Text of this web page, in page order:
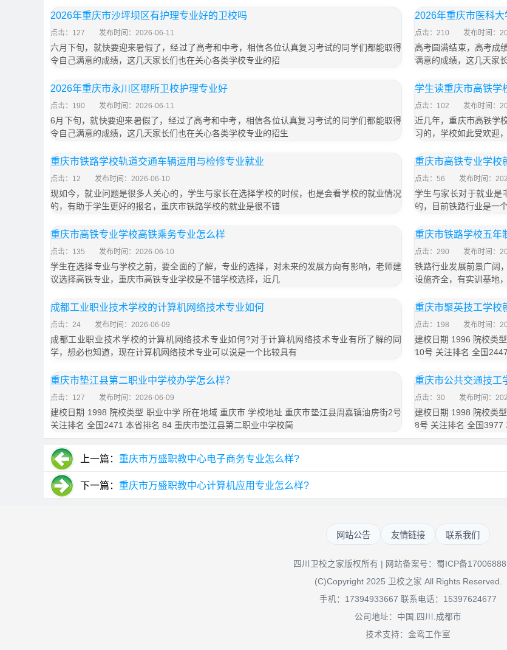
2026年重庆市沙坪坝区有护理专业好的卫校吗
点击：127 发布时间：2026-06-11
六月下旬，就快要迎来暑假了，经过了高考和中考，相信各位认真复习考试的同学们都能取得
令自己满意的成绩，这几天家长们也在关心各类学校专业的招
2026年重庆市医科
点击：210 发布时间：
高考圆满结束，高考成
满意的成绩，这几天家
2026年重庆市永川区哪所卫校护理专业好
点击：190 发布时间：2026-06-11
6月下旬，就快要迎来暑假了，经过了高考和中考，相信各位认真复习考试的同学们都能取得
令自己满意的成绩，这几天家长们也在关心各类学校专业的招生
学生读重庆市高铁学
点击：102 发布时间：
近几年，重庆市高铁学
习的，学校如此受欢迎
重庆市铁路学校轨道交通车辆运用与检修专业就业
点击：12 发布时间：2026-06-10
现如今，就业问题是很多人关心的，学生与家长在选择学校的时候，也是会看学校的就业情况
的，有助于学生更好的报名，重庆市铁路学校的就业是很不错
重庆市高铁专业学校
点击：56 发布时间：
学生与家长对于就业是
的，目前铁路行业是一
重庆市高铁专业学校高铁乘务专业怎么样
点击：135 发布时间：2026-06-10
学生在选择专业与学校之前，要全面的了解，专业的选择，对未来的发展方向有影响，老师建
议选择高铁专业，重庆市高铁专业学校是不错学校选择，近几
重庆市铁路学校五年
点击：290 发布时间：
铁路行业发展前景广阔
设施齐全，有实训基地
成都工业职业技术学校的计算机网络技术专业如何
点击：24 发布时间：2026-06-09
成都工业职业技术学校的计算机网络技术专业如何?对于计算机网络技术专业有所了解的同
学，想必也知道，现在计算机网络技术专业可以说是一个比较具有
重庆市聚英技工学校
点击：198 发布时间：
建校日期 1996 院校类
10号 关注排名 全国
重庆市垫江县第二职业中学校办学怎么样？
点击：127 发布时间：2026-06-09
建校日期 1998 院校类型 职业中学 所在地域 重庆市 学校地址 重庆市垫江县周嘉镇油房街2号
关注排名 全国2471 本省排名 84 重庆市垫江县第二职业中学校简
重庆市公共交通技工
点击：30 发布时间：
建校日期 1998 院校类
8号 关注排名 全国3977
上一篇： 重庆市万盛职教中心电子商务专业怎么样?
下一篇： 重庆市万盛职教中心计算机应用专业怎么样?
网站公告 友情链接 联系我们
四川卫校之家版权所有 | 网站备案号： 蜀ICP备
(C)Copyright 2025 卫校之家 All Rights Reserved.
手机：17394933667 联系电话：15397624677
公司地址：中国.四川.成都市
技术支持：金鸾工作室